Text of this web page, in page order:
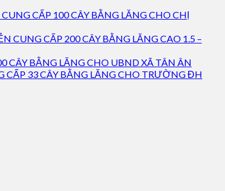
CẤP 100 CÂY BẰNG LĂNG CHO CHỊ
CUNG CẤP 200 CÂY BẰNG LĂNG CAO 1.5 –
CÂY BẰNG LĂNG CHO UBND XÃ TÂN ÂN
CẤP 33 CÂY BẰNG LĂNG CHO TRƯỜNG ĐH